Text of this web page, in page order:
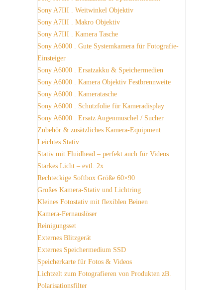
Sony A7III . Weitwinkel Objektiv
Sony A7III . Makro Objektiv
Sony A7III . Kamera Tasche
Sony A6000 . Gute Systemkamera für Fotografie-
Einsteiger
Sony A6000 . Ersatzakku & Speichermedien
Sony A6000 . Kamera Objektiv Festbrennweite
Sony A6000 . Kameratasche
Sony A6000 . Schutzfolie für Kameradisplay
Sony A6000 . Ersatz Augenmuschel / Sucher
Zubehör & zusätzliches Kamera-Equipment
Leichtes Stativ
Stativ mit Fluidhead – perfekt auch für Videos
Starkes Licht – evtl. 2x
Rechteckige Softbox Größe 60×90
Großes Kamera-Stativ und Lichtring
Kleines Fotostativ mit flexiblen Beinen
Kamera-Fernauslöser
Reinigungsset
Externes Blitzgerät
Externes Speichermedium SSD
Speicherkarte für Fotos & Videos
Lichtzelt zum Fotografieren von Produkten zB.
Polarisationsfilter